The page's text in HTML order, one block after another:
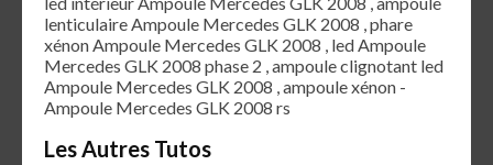
lenticulaire Ampoule Mercedes GLK 2008 , phare
xénon Ampoule Mercedes GLK 2008 , led Ampoule
Mercedes GLK 2008 phase 2 , ampoule clignotant led
Ampoule Mercedes GLK 2008 , ampoule xénon -
Ampoule Mercedes GLK 2008 rs
Les Autres Tutos